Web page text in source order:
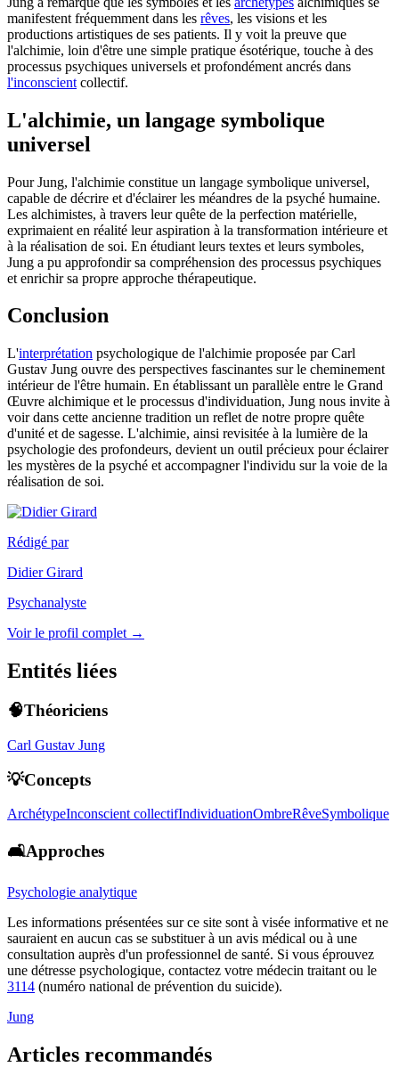
manifestent fréquemment dans les rêves, les visions et les
productions artistiques de ses patients. Il y voit la preuve que
l'alchimie, loin d'être une simple pratique ésotérique, touche à des
processus psychiques universels et profondément ancrés dans
l'inconscient collectif.
L'alchimie, un langage symbolique
universel
Pour Jung, l'alchimie constitue un langage symbolique universel,
capable de décrire et d'éclairer les méandres de la psyché humaine.
Les alchimistes, à travers leur quête de la perfection matérielle,
exprimaient en réalité leur aspiration à la transformation intérieure et
à la réalisation de soi. En étudiant leurs textes et leurs symboles,
Jung a pu approfondir sa compréhension des processus psychiques
et enrichir sa propre approche thérapeutique.
Conclusion
L'interprétation psychologique de l'alchimie proposée par Carl
Gustav Jung ouvre des perspectives fascinantes sur le cheminement
intérieur de l'être humain. En établissant un parallèle entre le Grand
Œuvre alchimique et le processus d'individuation, Jung nous invite à
voir dans cette ancienne tradition un reflet de notre propre quête
d'unité et de sagesse. L'alchimie, ainsi revisitée à la lumière de la
psychologie des profondeurs, devient un outil précieux pour éclairer
les mystères de la psyché et accompagner l'individu sur la voie de la
réalisation de soi.
Rédigé par
Didier Girard
Psychanalyste
Voir le profil complet →
Entités liées
🧠Théoriciens
Carl Gustav Jung
💡Concepts
ArchétypeInconscient collectifIndividuationOmbreRêveSymbolique
🛋️Approches
Psychologie analytique
Les informations présentées sur ce site sont à visée informative et ne
sauraient en aucun cas se substituer à un avis médical ou à une
consultation auprès d'un professionnel de santé. Si vous éprouvez
une détresse psychologique, contactez votre médecin traitant ou le
3114 (numéro national de prévention du suicide).
Jung
Articles recommandés